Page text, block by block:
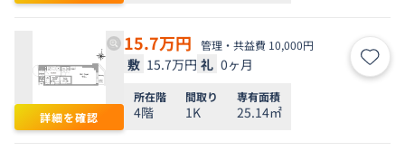
詳細を確認
15.7万円 管理・共益費 10,000円
敷 15.7万円 礼 0ヶ月 お気
所在階
4階
間取り
1K
専有面積
25.14㎡